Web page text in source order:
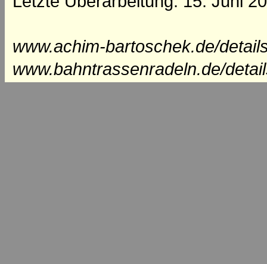
www.achim-bartoschek.de/
www.bahntrassenradeln.de/